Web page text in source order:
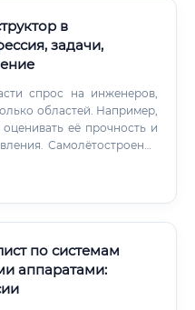
в
задачи,
спрос на инженеров,
областей. Например,
её прочность и
Самолётостроение
по системам
аппаратами: